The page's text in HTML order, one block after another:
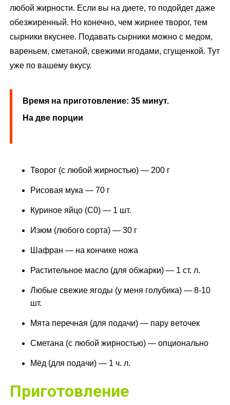
любой жирности. Если вы на диете, то подойдет даже
обезжиренный. Но конечно, чем жирнее творог, тем
сырники вкуснее. Подавать сырники можно с медом,
вареньем, сметаной, свежими ягодами, сгущенкой. Тут
уже по вашему вкусу.
Время на приготовление: 35 минут.
На две порции
Творог (с любой жирностью) — 200 г
Рисовая мука — 70 г
Куриное яйцо (С0) — 1 шт.
Изюм (любого сорта) — 30 г
Шафран — на кончике ножа
Растительное масло (для обжарки) — 1 ст. л.
Любые свежие ягоды (у меня голубика) — 8-10
шт.
Мята перечная (для подачи) — пару веточек
Сметана (с любой жирностью) — опционально
Мёд (для подачи) — 1 ч. л.
Приготовление